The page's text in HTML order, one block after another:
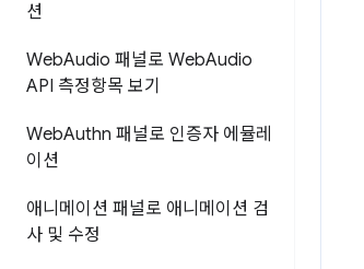
션
WebAudio 패널로 WebAudio
API 측정항목 보기
WebAuthn 패널로 인증자 에뮬레
이션
애니메이션 패널로 애니메이션 검
사 및 수정